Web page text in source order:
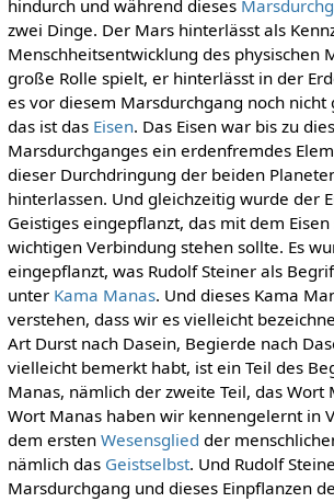
hindurch und während dieses
zwei Dinge. Der Mars hinterlässt als
Menschheitsentwicklung des physischen
große Rolle spielt, er hinterlässt in der
es vor diesem Marsdurchgang noch nicht
das ist das Eisen. Das Eisen war bis zu
Marsdurchganges ein erdenfremdes
dieser Durchdringung der beiden
hinterlassen. Und gleichzeitig wurde der
Geistiges eingepflanzt, das mit dem
wichtigen Verbindung stehen sollte. Es
eingepflanzt, was Rudolf Steiner als
unter Kama Manas. Und dieses Kama
verstehen, dass wir es vielleicht
Art Durst nach Dasein, Begierde nach
vielleicht bemerkt habt, ist ein Teil des
Manas, nämlich der zweite Teil, das Wort
Wort Manas haben wir kennengelernt in
dem ersten Wesensglied der
nämlich das Geistselbst. Und Rudolf
Marsdurchgang und dieses Einpflanzen